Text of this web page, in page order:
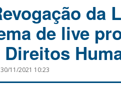
da
de live
Direitos
30/11/2021 10:23